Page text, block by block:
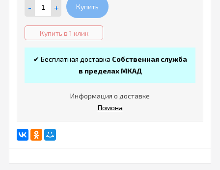
- + Купить
Купить в 1 клик
✔ Бесплатная доставка Собственная служба
в пределах МКАД
Информация о доставке
Помона